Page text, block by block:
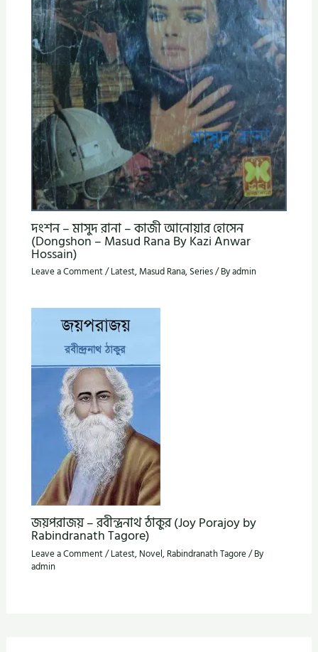
দংশন – মাসুদ রানা – কাজী আনোয়ার হোসেন
(Dongshon – Masud Rana By Kazi Anwar
Hossain)
Leave a Comment/Latest, Masud Rana, Series/ Byadmin
জয়পরাজয় – রবীন্দ্রনাথ ঠাকুর (Joy Porajoy by
Rabindranath Tagore)
Leave a Comment/Latest, Novel, Rabindranath Tagore/ By
admin